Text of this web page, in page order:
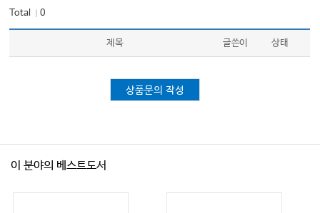
Total ｜0
제목 글쓴이 상태
상품문의 작성
이 분야의 베스트도서